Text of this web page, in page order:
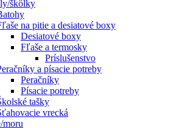
škôlky
na pitie a desiatové boxy
Desiatové boxy
Fľaše a termosky
Príslušenstvo
a písacie potreby
Peračníky
Písacie potreby
tašky
vrecká
moru